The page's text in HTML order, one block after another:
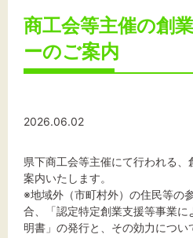
事業者・創業
ビジネスセンタ
お問い合
商工会等主催の創
ーのご案内
2026.06.02
県下商工会等主催にて行われる
案内いたします。
※地域外（市町村外）の住民等の
合、「認定特定創業支援等事業
明書」の発行と、その効力につ